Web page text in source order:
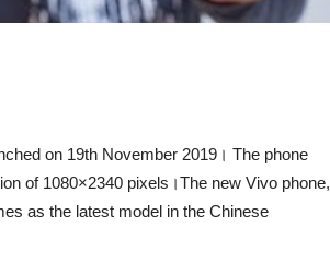
on 19th November 2019। The phone
of 1080×2340 pixels।The new Vivo phone,
as the latest model in the Chinese